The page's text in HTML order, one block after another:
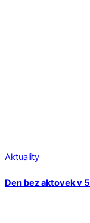
Aktuality
Den bez aktovek v